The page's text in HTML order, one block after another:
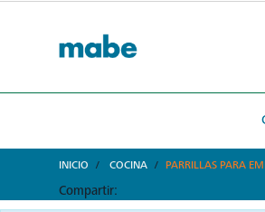
INICIO COCINA PARRILLAS PARA
Compartir: